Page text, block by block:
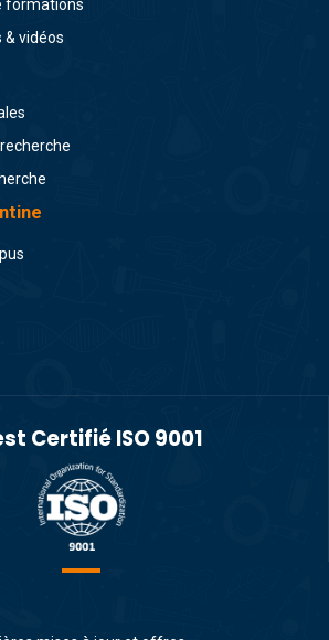
formations
& vidéos
Certifié ISO 9001